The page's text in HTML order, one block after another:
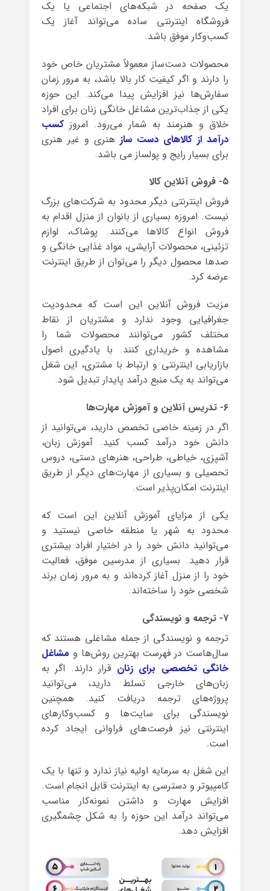
یک صفحه در شبکه‌های اجتماعی یا یک
فروشگاه اینترنتی ساده می‌تواند آغاز یک
کسب‌وکار موفق باشد.
محصولات دست‌ساز معمولاً مشتریان خاص خود
را دارند و اگر کیفیت کار بالا باشد، به مرور زمان
سفارش‌ها نیز افزایش پیدا می‌کند. این حوزه
یکی از جذاب‌ترین مشاغل خانگی زنان برای افراد
خلاق و هنرمند به شمار می‌رود. امروزکسب
درآمد از کالاهای دست ساز هنری و غیر هنری
برای بسیار رایج و پولساز می باشد.
۵- فروش آنلاین کالا
فروش اینترنتی دیگر محدود به شرکت‌های بزرگ
نیست. امروزه بسیاری از بانوان از منزل اقدام به
فروش انواع کالاها می‌کنند. پوشاک، لوازم
تزئینی، محصولات آرایشی، مواد غذایی خانگی و
صدها محصول دیگر را می‌توان از طریق اینترنت
عرضه کرد.
مزیت فروش آنلاین این است که محدودیت
جغرافیایی وجود ندارد و مشتریان از نقاط
مختلف کشور می‌توانند محصولات شما را
مشاهده و خریداری کنند. با یادگیری اصول
بازاریابی اینترنتی و ارتباط با مشتری، این شغل
می‌تواند به یک منبع درآمد پایدار تبدیل شود.
۶- تدریس آنلاین و آموزش مهارت‌ها
اگر در زمینه خاصی تخصص دارید، می‌توانید از
دانش خود درآمد کسب کنید. آموزش زبان،
آشپزی، خیاطی، طراحی، هنرهای دستی، دروس
تحصیلی و بسیاری از مهارت‌های دیگر از طریق
اینترنت امکان‌پذیر است.
یکی از مزایای آموزش آنلاین این است که
محدود به شهر یا منطقه خاصی نیستید و
می‌توانید دانش خود را در اختیار افراد بیشتری
قرار دهید. بسیاری از مدرسین موفق، فعالیت
خود را از منزل آغاز کرده‌اند و به مرور زمان برند
شخصی خود را ساخته‌اند.
۷- ترجمه و نویسندگی
ترجمه و نویسندگی از جمله مشاغلی هستند که
سال‌هاست در فهرست بهترین روش‌ها و مشاغل
خانگی تخصصی برای زنان قرار دارند. اگر به
زبان‌های خارجی تسلط دارید، می‌توانید
پروژه‌های ترجمه دریافت کنید. همچنین
نویسندگی برای سایت‌ها و کسب‌وکارهای
اینترنتی نیز فرصت‌های فراوانی ایجاد کرده
است.
این شغل به سرمایه اولیه نیاز ندارد و تنها با یک
کامپیوتر و دسترسی به اینترنت قابل انجام است.
افزایش مهارت و داشتن نمونه‌کار مناسب
می‌تواند درآمد این حوزه را به شکل چشمگیری
افزایش دهد.